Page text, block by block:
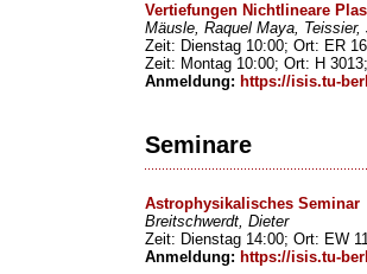
Vertiefungen Nichtlineare
Mäusle, Raquel Maya, Teissier,
Zeit: Dienstag 10:00; Ort: ER
Zeit: Montag 10:00; Ort: H
Anmeldung: https://isis.tu-
Seminare
Astrophysikalisches Seminar
Breitschwerdt, Dieter
Zeit: Dienstag 14:00; Ort: EW
Anmeldung: https://isis.tu-